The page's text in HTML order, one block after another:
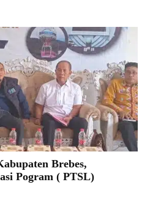
Brebes,
Pogram ( PTSL)